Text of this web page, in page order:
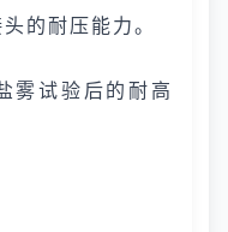
的耐压能力。
雾试验后的耐高